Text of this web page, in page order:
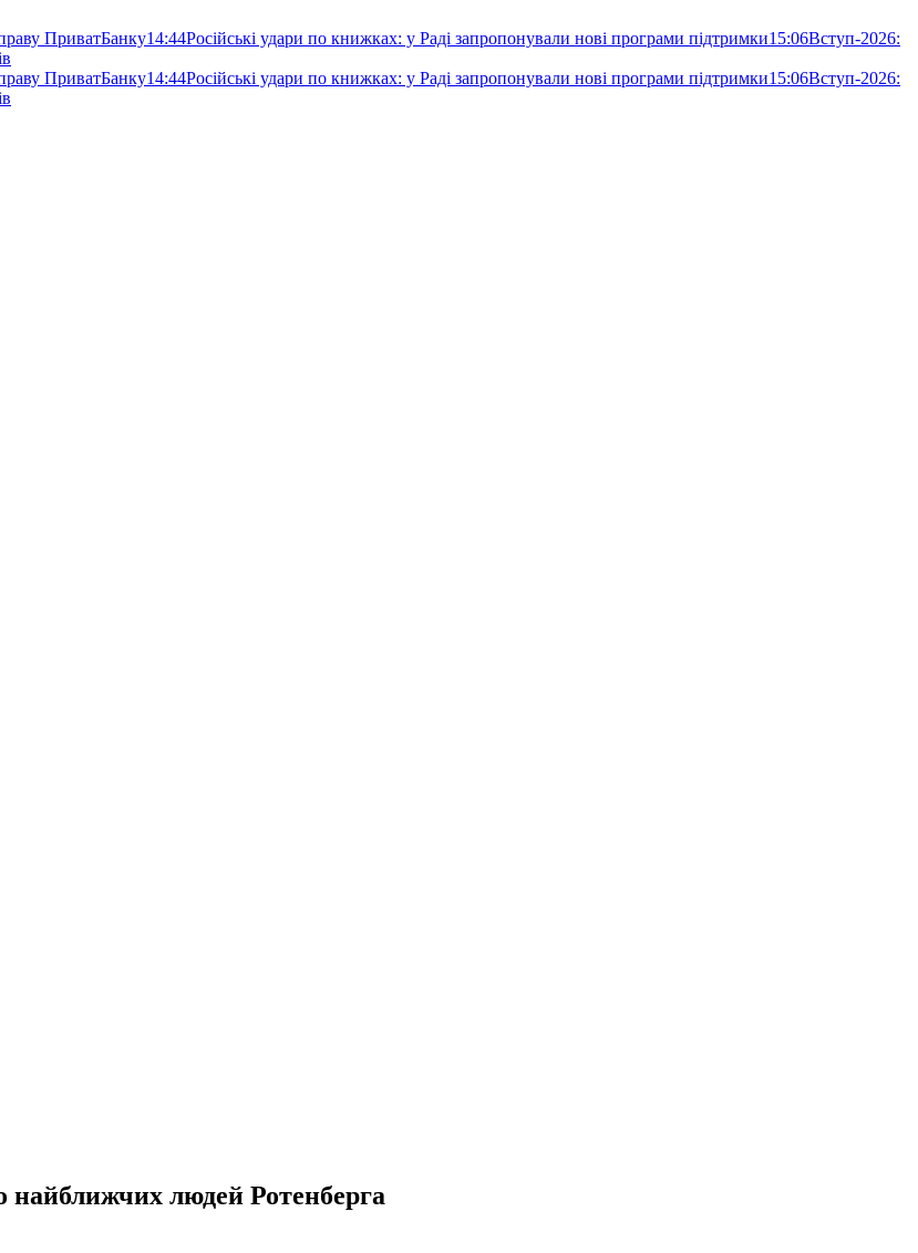
ПриватБанку14:44Російські удари по книжках: у Раді запропонували нові програми підтримки15:06Вступ-2026:
ПриватБанку14:44Російські удари по книжках: у Раді запропонували нові програми підтримки15:06Вступ-2026:
найближчих людей Ротенберга